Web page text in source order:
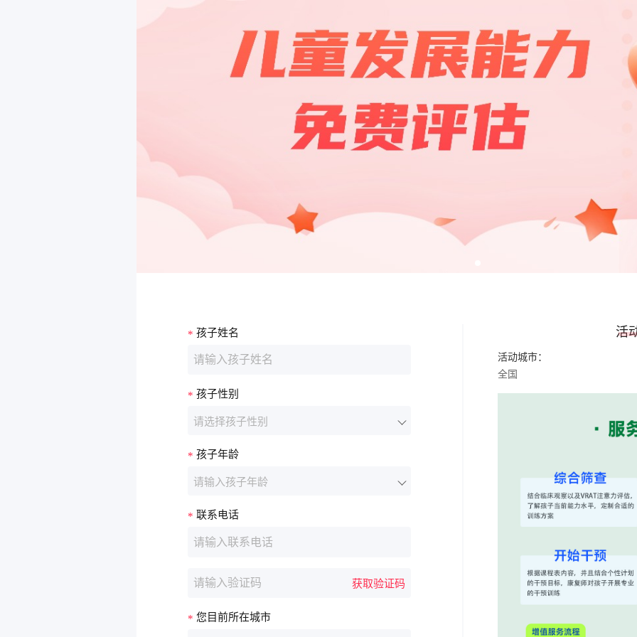
孩子姓名
请输入孩子姓名
孩子性别
请选择孩子性别
孩子年龄
请输入孩子年龄
联系电话
请输入联系电话
请输入验证码 获取验证码
您目前所在城市
活
活动城市：
全国